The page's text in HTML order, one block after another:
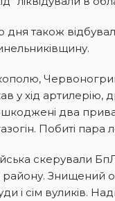
також
у хід артилерію,
два
Побиті пара
скерували
району. Знищений
і сім вуликів.